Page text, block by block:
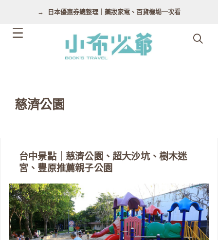
日本優惠券總整理｜藥妝家電、百貨機場一次看
慈濟公園
台中景點｜慈濟公園、超大沙坑、樹木迷
宮、豐原推薦親子公園